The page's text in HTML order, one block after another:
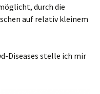
durch die
auf relativ kleinem
Diseases stelle ich mir